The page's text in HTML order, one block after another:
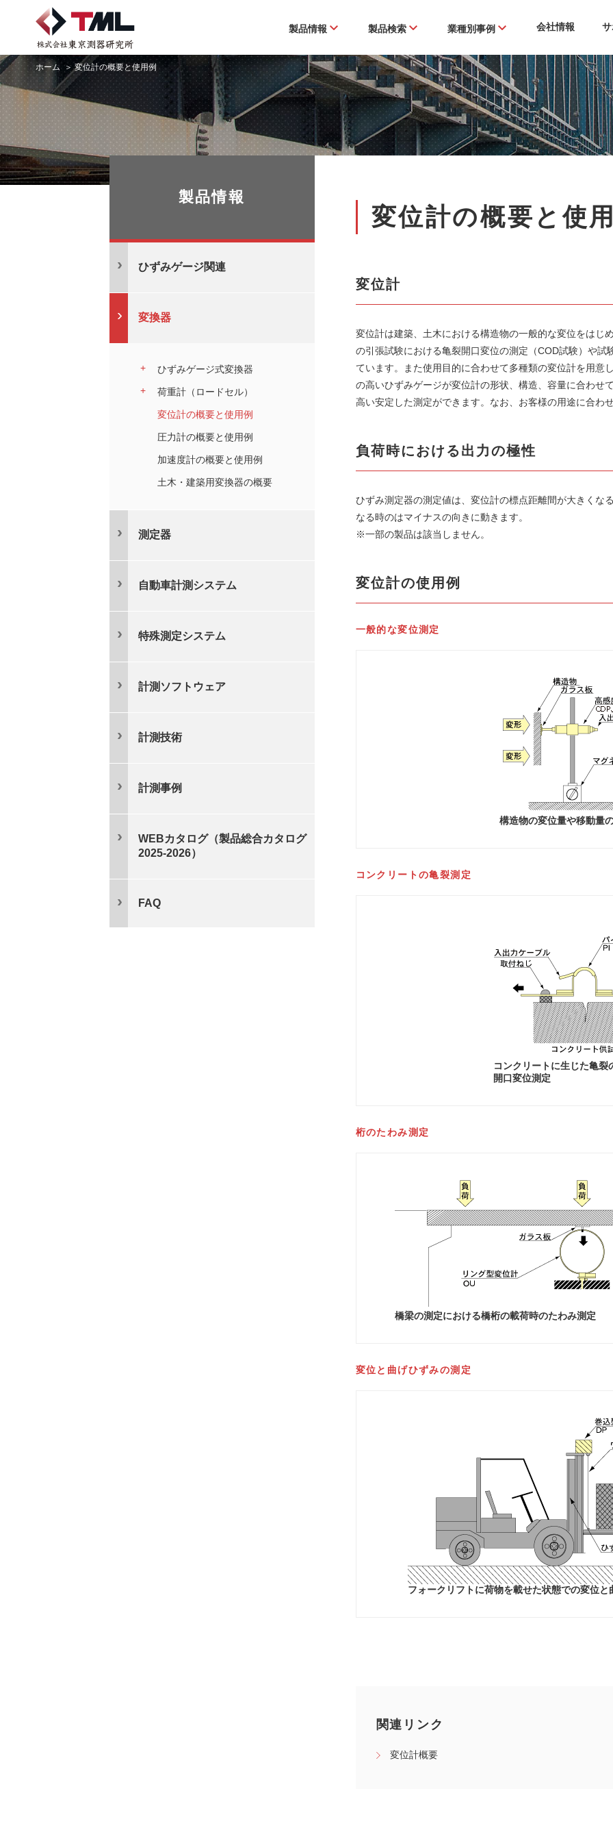
製品情報 製品検索 業種別事例 会社情報
ホーム 変位計の概要と使用例
変位計の概要と使
変位計
変位計は建築、土木における構造物の一般的な変位をはじ
の引張試験における亀裂開口変位の測定（COD試験）や
ています。また使用目的に合わせて多種類の変位計を用意
の高いひずみゲージが変位計の形状、構造、容量に合わせ
高い安定した測定ができます。なお、お客様の用途に合わ
負荷時における出力の極性
ひずみ測定器の測定値は、変位計の標点距離間が大きくな
なる時のはマイナスの向きに動きます。
※一部の製品は該当しません。
変位計の使用例
一般的な変位測定
構造物の変位量や移動量
コンクリートの亀裂測定
コンクリートに生じた亀裂
開口変位測定
桁のたわみ測定
橋梁の測定における橋桁の載荷時のたわみ測定
変位と曲げひずみの測定
フォークリフトに荷物を載せた状態での変位と
関連リンク
変位計概要
製品情報
ひずみゲージ関連
変換器
ひずみゲージ式変換器
荷重計（ロードセル）
変位計の概要と使用例
圧力計の概要と使用例
加速度計の概要と使用例
土木・建築用変換器の概要
測定器
自動車計測システム
特殊測定システム
計測ソフトウェア
計測技術
計測事例
WEBカタログ（製品総合カタログ
2025-2026）
FAQ